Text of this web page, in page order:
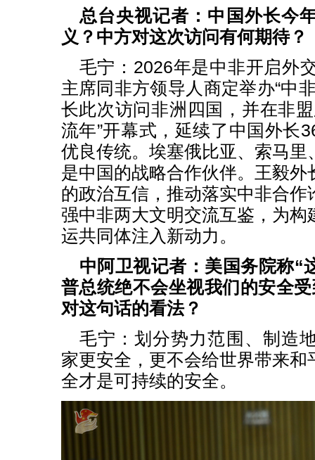
总台央视记者：中国外长今
义？中方对这次访问有何期待？
毛宁：2026年是中非开启外
主席同非方领导人商定举办“中
长此次访问非洲四国，并在非
流年”开幕式，延续了中国外长
优良传统。埃塞俄比亚、索马里
是中国的战略合作伙伴。王毅外
的政治互信，推动落实中非合作
强中非两大文明交流互鉴，为构
运共同体注入新动力。
中阿卫视记者：美国务院称“
普总统绝不会坐视我们的安全
对这句话的看法？
毛宁：划分势力范围、制造
家更安全，更不会给世界带来和
全才是可持续的安全。